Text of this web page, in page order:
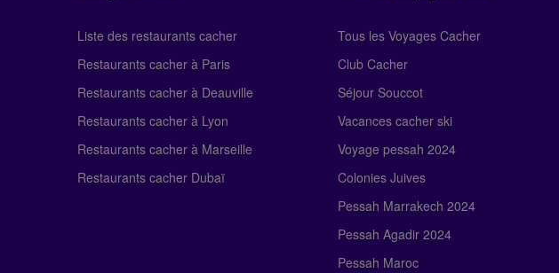
Liste des restaurants cacher
Restaurants cacher à Paris
Restaurants cacher à Deauville
Restaurants cacher à Lyon
Restaurants cacher à Marseille
Restaurants cacher Dubaï
Tous les Voyages Cacher
Club Cacher
Séjour Souccot
Vacances cacher ski
Voyage pessah 2024
Colonies Juives
Pessah Marrakech 2024
Pessah Agadir 2024
Pessah Maroc